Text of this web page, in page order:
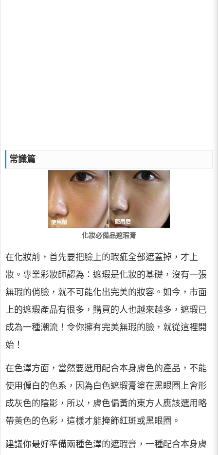
常識篇
化妝必備品遮瑕膏
在化妝前，首先要把臉上的瑕疵全部遮蓋掉，才上
妝。專業彩妝師認為：遮瑕是化妝的基礎，沒有一張
無瑕的俏臉，就不可能化出完美的妝容。如今，市面
上的遮瑕產品有很多，購買的人也越來越多，遮瑕已
成為一種潮流！令你擁有完美無瑕的臉，就從這裡開
始！
在色澤方面，當然要選用配合本身膚色的產品，不能
使用偏白的色系，因為白色遮瑕膏塗在黑眼圈上會形
成灰色的陰影，所以，膚色偏黃的東方人應該選用略
帶黃色的色彩，這樣才能掩飾紅斑或黑眼圈。
建議你最好準備兩種色澤的遮瑕膏，一種配合本身膚